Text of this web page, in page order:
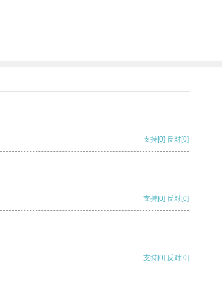
支持[0] 反对[0]
支持[0] 反对[0]
支持[0] 反对[0]